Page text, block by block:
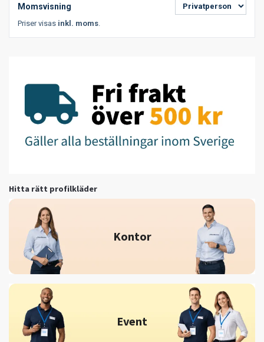
Momsvisning
Priser visas inkl. moms.
Hitta rätt profilkläder
Kontor
Event